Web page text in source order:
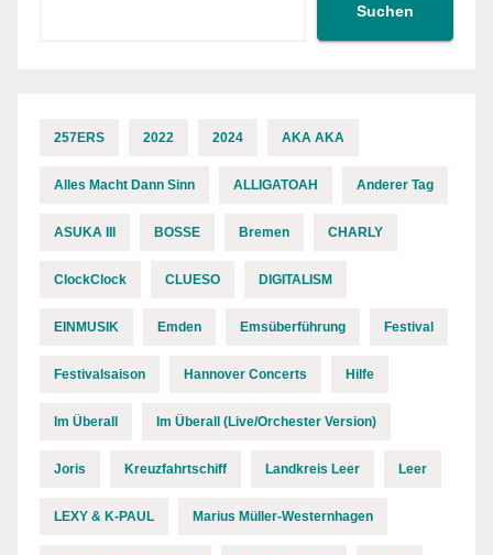
Suchen
257ERS 2022 2024 AKA AKA
Alles Macht Dann Sinn ALLIGATOAH Anderer Tag
ASUKA III BOSSE Bremen CHARLY
ClockClock CLUESO DIGITALISM
EINMUSIK Emden Emsüberführung Festival
Festivalsaison Hannover Concerts Hilfe
Im Überall Im Überall (Live/Orchester Version)
Joris Kreuzfahrtschiff Landkreis Leer Leer
LEXY & K-PAUL Marius Müller-Westernhagen